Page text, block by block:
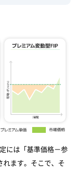
には「基準価格－参
れます。そこで、そ